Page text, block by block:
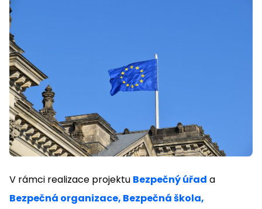
V rámci realizace projektu Bezpečný úřad a
Bezpečná organizace, Bezpečná škola,